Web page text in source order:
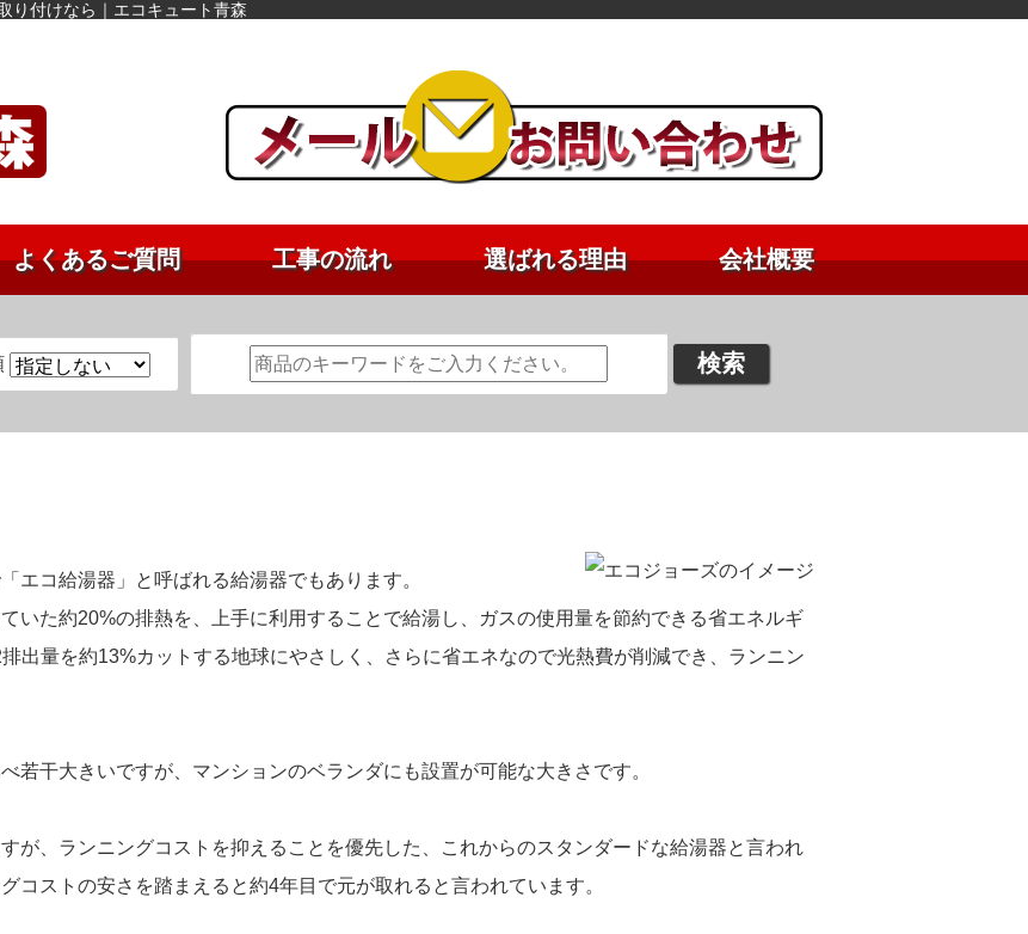
り付けなら｜エコキュート青森
よくあるご質問 工事の流れ 選ばれる理由 会社概要
エコ給湯器」と呼ばれる給湯器でもあります。
いた約20%の排熱を、上手に利用することで給湯し、ガスの使用量を節約できる省エネルギ
出量を約13%カットする地球にやさしく、さらに省エネなので光熱費が削減でき、ランニン
若干大きいですが、マンションのベランダにも設置が可能な大きさです。
が、ランニングコストを抑えることを優先した、これからのスタンダードな給湯器と言われ
コストの安さを踏まえると約4年目で元が取れると言われています。